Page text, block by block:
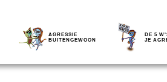
AGRESSIE
BUITENGEWOON
DE 5
JE